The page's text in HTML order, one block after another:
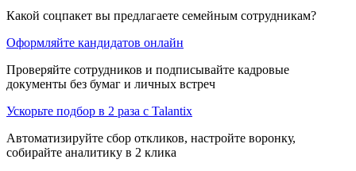
Какой соцпакет вы предлагаете семейным сотрудникам?
Оформляйте кандидатов онлайн
Проверяйте сотрудников и подписывайте кадровые
документы без бумаг и личных встреч
Ускорьте подбор в 2 раза с Talantix
Автоматизируйте сбор откликов, настройте воронку,
собирайте аналитику в 2 клика